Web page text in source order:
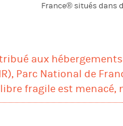
France® situés dans
aux
Parc National de
fragile est menacé,